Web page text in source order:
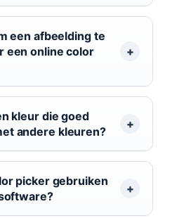
een afbeelding te
een online color
kleur die goed
andere kleuren?
picker gebruiken